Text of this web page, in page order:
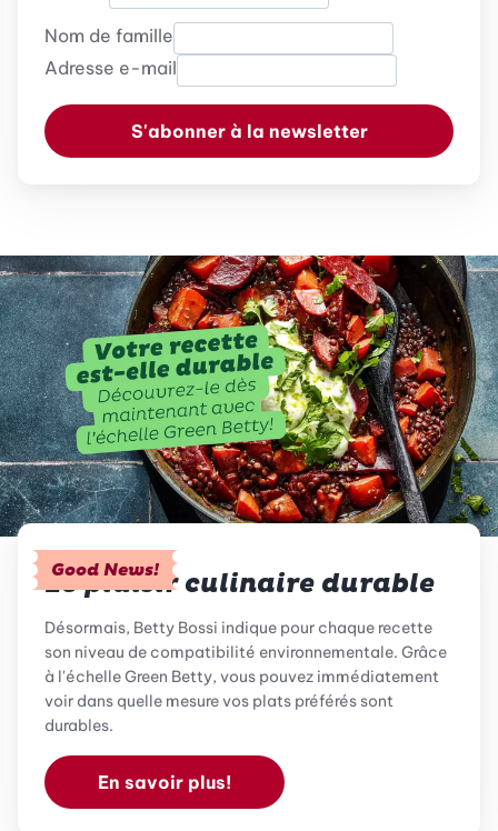
Nom de famille
Adresse e-mail
S'abonner à la newsletter
Good News!
Le plaisir culinaire durable
Désormais, Betty Bossi indique pour chaque recette
son niveau de compatibilité environnementale. Grâce
à l'échelle Green Betty, vous pouvez immédiatement
voir dans quelle mesure vos plats préférés sont
durables.
En savoir plus!